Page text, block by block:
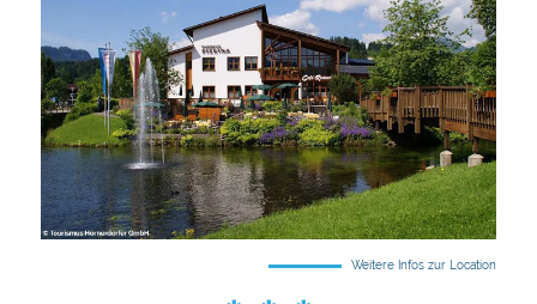
Weitere Infos zur Location